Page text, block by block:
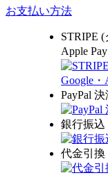
お支払い方法
STRIPE
Apple
PayPal
銀行振込
代金引換